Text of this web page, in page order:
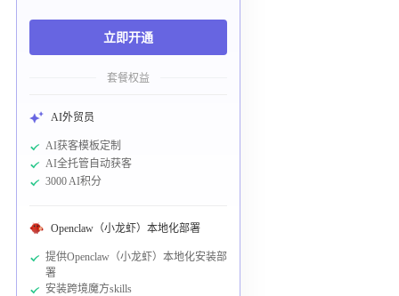
立即开通
套餐权益
AI外贸员
AI获客模板定制
AI全托管自动获客
3000 AI积分
Openclaw（小龙虾）本地化部署
提供Openclaw（小龙虾）本地化安装部
署
安装跨境魔方skills